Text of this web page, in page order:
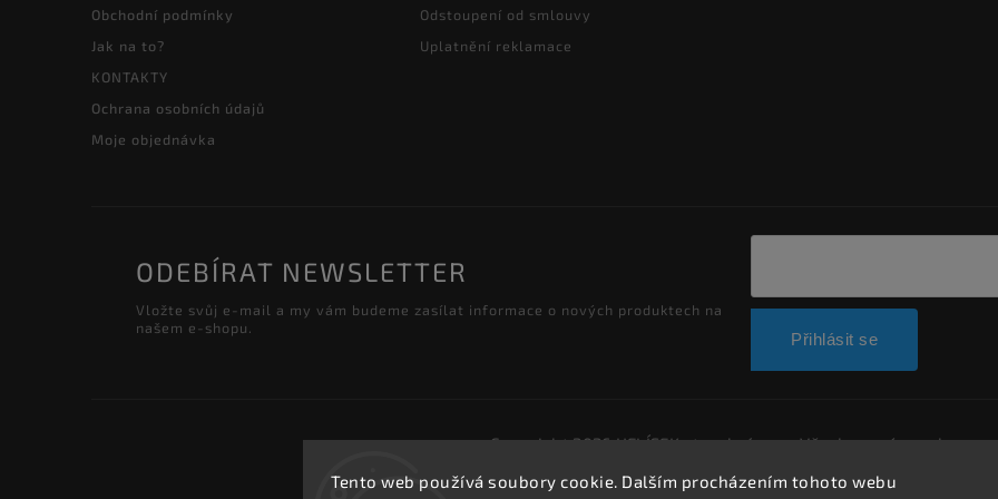
Tento web používá soubory cookie. Dalším procházením tohoto webu
Obchodní podmínky
Jak na to?
KONTAKTY
Ochrana osobních údajů
Moje objednávka
Odstoupení od smlouvy
Uplatnění reklamace
ODEBÍRAT NEWSLETTER
Vložte svůj e-mail a my vám budeme zasílat informace o nových produktech na
našem e-shopu.
Přihlásit se
Copyright 2026HELÍSEK stavební s.r.o.. Všechna práva